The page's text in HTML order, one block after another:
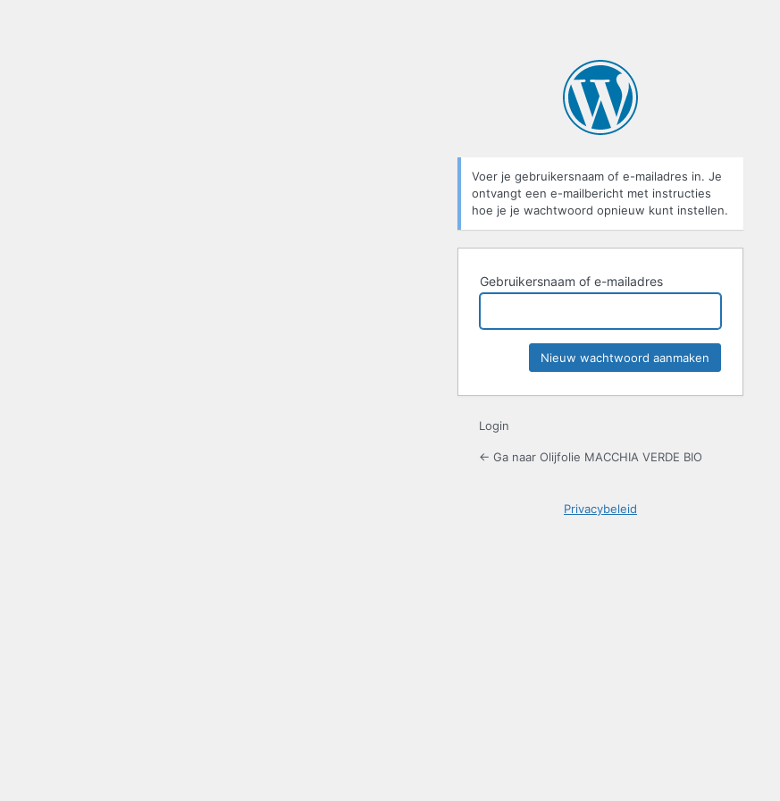
Voer je gebruikersnaam of e-mailadres in. Je
ontvangt een e-mailbericht met instructies
hoe je je wachtwoord opnieuw kunt instellen.
Gebruikersnaam of e-mailadres
Login
← Ga naar Olijfolie MACCHIA VERDE BIO
Privacybeleid